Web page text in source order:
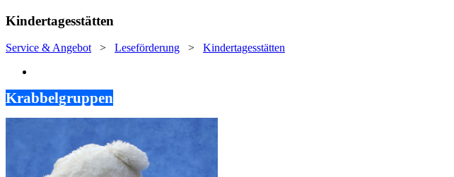
Kindertagesstätten
Service & Angebot> Leseförderung > Kindertagesstätten
Krabbelgruppen